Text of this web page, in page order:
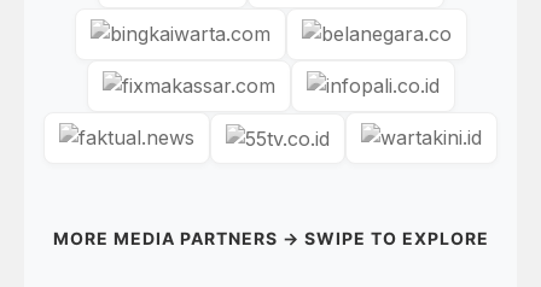
MORE MEDIA PARTNERS → SWIPE TO EXPLORE